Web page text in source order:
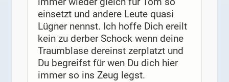
einsetzt und andere Leute quasi
Lügner nennst. Ich hoffe Dich ereilt
kein zu derber Schock wenn deine
Traumblase dereinst zerplatzt und
Du begreifst für wen Du dich hier
immer so ins Zeug legst.